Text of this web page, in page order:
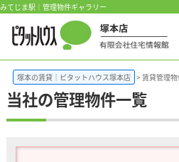
みてじま駅｜管理物件ギャラリー
塚本の賃貸｜ピタットハウス塚本店 賃貸管理
当社の管理物件一覧